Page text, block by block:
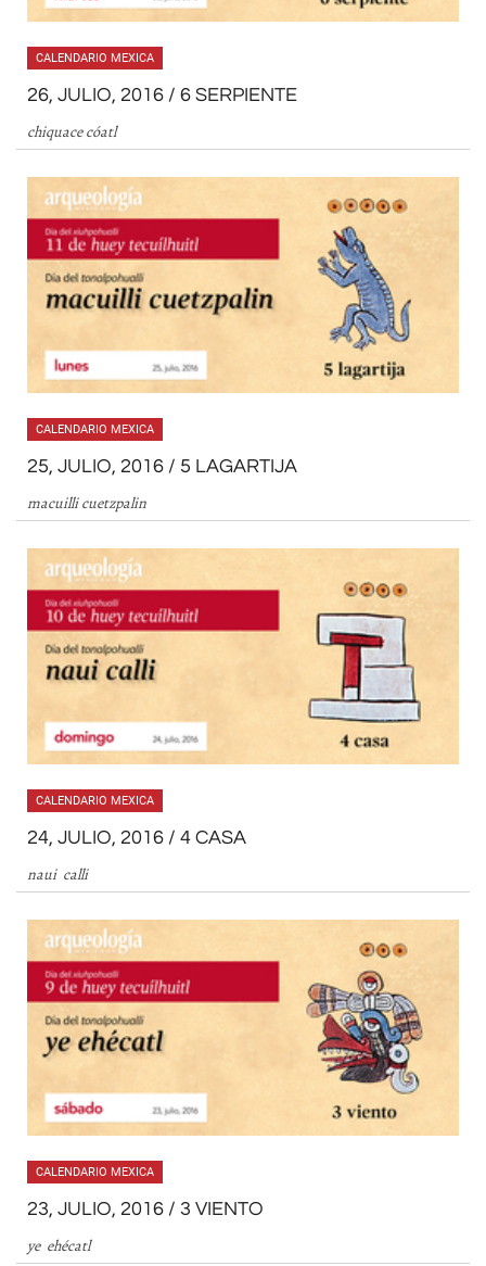
CALENDARIO MEXICA
26, JULIO, 2016 / 6 SERPIENTE
chiquace cóatl
CALENDARIO MEXICA
25, JULIO, 2016 / 5 LAGARTIJA
macuilli cuetzpalin
CALENDARIO MEXICA
24, JULIO, 2016 / 4 CASA
naui calli
CALENDARIO MEXICA
23, JULIO, 2016 / 3 VIENTO
ye ehécatl